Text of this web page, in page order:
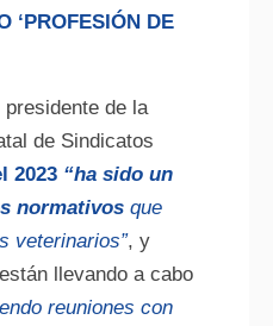
‘PROFESIÓN DE
de la
de Sindicatos
2023 “ha sido un
normativos que
veterinarios”, y
llevando a cabo
reuniones con